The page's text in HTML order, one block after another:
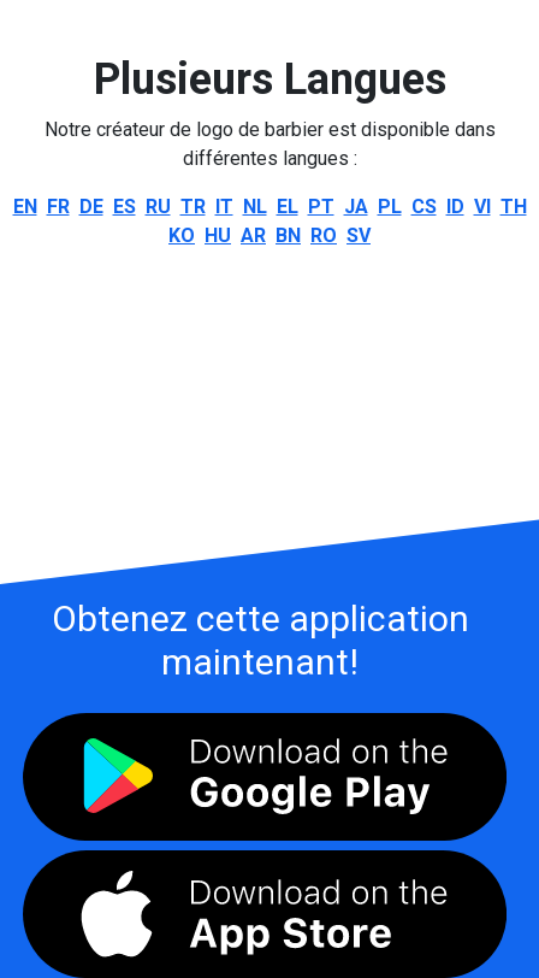
Plusieurs Langues
Notre créateur de logo de barbier est disponible dans
différentes langues :
EN FR DE ES RU TR IT NL EL PT JA PL CS ID VI TH
KO HU AR BN RO SV
Obtenez cette application
maintenant!